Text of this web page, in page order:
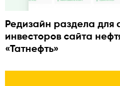
Редизайн раздела для
инвесторов сайта
«Татнефть»